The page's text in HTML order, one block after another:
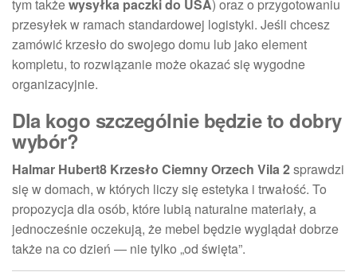
tym takżewysyłka paczki do USA) oraz o przygotowaniu
przesyłek w ramach standardowej logistyki. Jeśli chcesz
zamówić krzesło do swojego domu lub jako element
kompletu, to rozwiązanie może okazać się wygodne
organizacyjnie.
Dla kogo szczególnie będzie to dobry
wybór?
Halmar Hubert8 Krzesło Ciemny Orzech Vila 2sprawdzi
się w domach, w których liczy się estetyka i trwałość. To
propozycja dla osób, które lubią naturalne materiały, a
jednocześnie oczekują, że mebel będzie wyglądał dobrze
także na co dzień — nie tylko „od święta”.